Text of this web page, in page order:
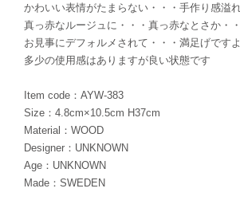
かわいい表情がたまらない・・・手作り感溢
真っ赤なルージュに・・・真っ赤なとさか・
お見事にデフォルメされて・・・満足げです
多少の使用感はありますが良い状態です
Item code：AYW-383
Size：4.8cm×10.5cm H37cm
Material：WOOD
Designer：UNKNOWN
Age：UNKNOWN
Made：SWEDEN